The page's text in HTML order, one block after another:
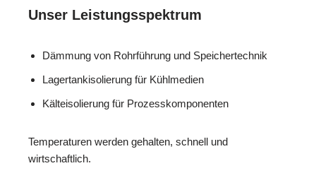
Unser Leistungsspektrum
Dämmung von Rohrführung und Speichertechnik
Lagertankisolierung für Kühlmedien
Kälteisolierung für Prozesskomponenten
Temperaturen werden gehalten, schnell und
wirtschaftlich.